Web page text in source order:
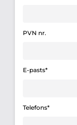
PVN nr.
E-pasts*
Telefons*